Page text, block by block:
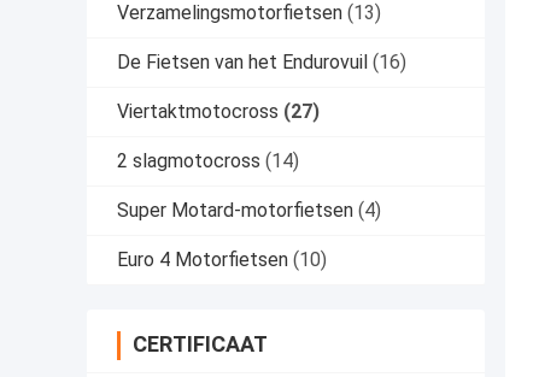
Verzamelingsmotorfietsen (13)
De Fietsen van het Endurovuil (16)
Viertaktmotocross (27)
2 slagmotocross (14)
Super Motard-motorfietsen (4)
Euro 4 Motorfietsen (10)
CERTIFICAAT